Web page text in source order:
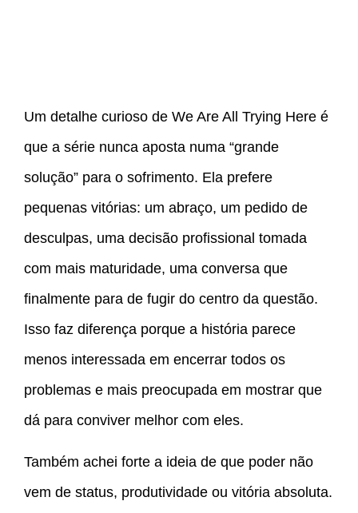
Um detalhe curioso de We Are All Trying Here é
que a série nunca aposta numa “grande
solução” para o sofrimento. Ela prefere
pequenas vitórias: um abraço, um pedido de
desculpas, uma decisão profissional tomada
com mais maturidade, uma conversa que
finalmente para de fugir do centro da questão.
Isso faz diferença porque a história parece
menos interessada em encerrar todos os
problemas e mais preocupada em mostrar que
dá para conviver melhor com eles.
Também achei forte a ideia de que poder não
vem de status, produtividade ou vitória absoluta.